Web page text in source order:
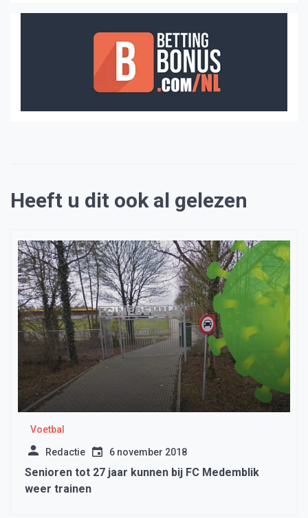
Heeft u dit ook al gelezen
Voetbal
Redactie 6 november 2018
Senioren tot 27 jaar kunnen bij FC Medemblik
weer trainen